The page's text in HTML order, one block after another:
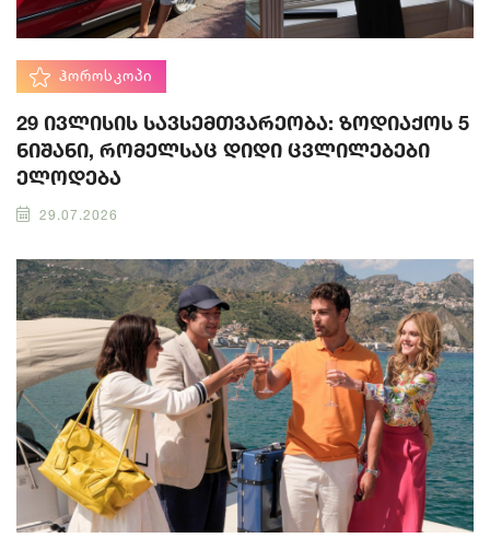
ᲰᲝᲠᲝᲡᲙᲝᲞᲘ
29 ივლისის სავსემთვარეობა: ზოდიაქოს 5
ნიშანი, რომელსაც დიდი ცვლილებები
ელოდება
29.07.2026